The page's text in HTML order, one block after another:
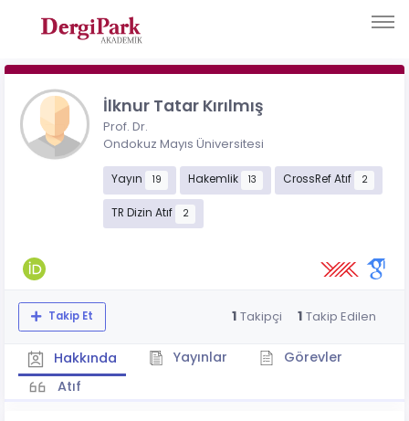
İlknur Tatar Kırılmış
Prof. Dr.
Ondokuz Mayıs Üniversitesi
Yayın 19 Hakemlik 13 CrossRef Atıf 2
TR Dizin Atıf 2
Takip Et 1 Takipçi 1 Takip Edilen
Hakkında Yayınlar
Görevler
Atıf